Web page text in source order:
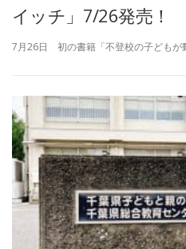
イッチ」7/26発売！
7月26日 初の書籍「不登校の子どもが